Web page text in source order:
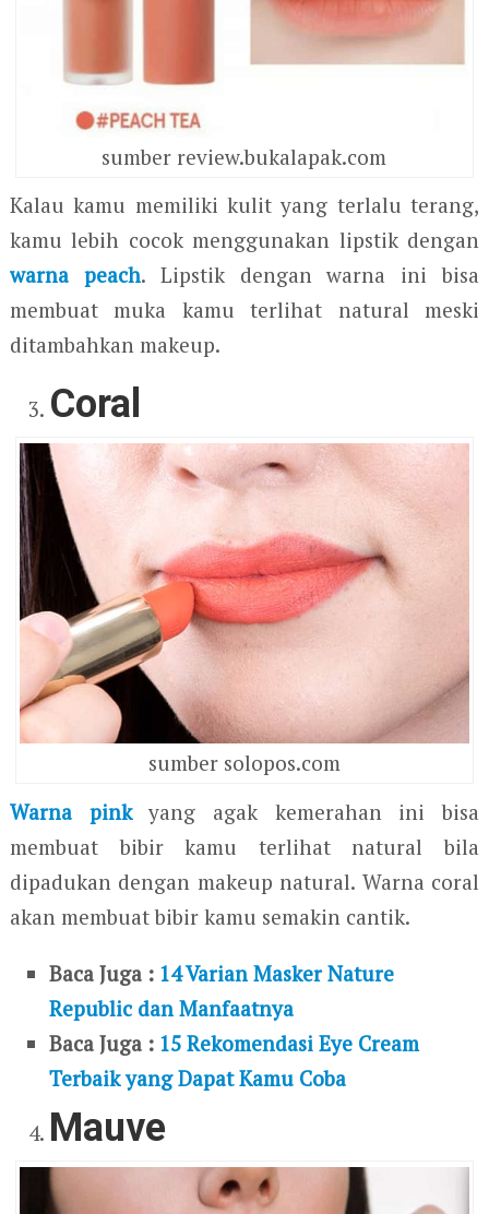
sumber review.bukalapak.com
Kalau kamu memiliki kulit yang terlalu terang,
kamu lebih cocok menggunakan lipstik dengan
warna peach. Lipstik dengan warna ini bisa
membuat muka kamu terlihat natural meski
ditambahkan makeup.
Coral
sumber solopos.com
Warna pinkyang agak kemerahan ini bisa
membuat bibir kamu terlihat natural bila
dipadukan dengan makeup natural. Warna coral
akan membuat bibir kamu semakin cantik.
Baca Juga : 14 Varian Masker Nature
Republic dan Manfaatnya
Baca Juga : 15 Rekomendasi Eye Cream
Terbaik yang Dapat Kamu Coba
Mauve